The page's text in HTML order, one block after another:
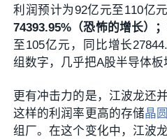
利润预计为92亿元至110亿
74393.95%（恐怖的增长）；
至105亿元，同比增长
组数字，几乎把A股半导体板
更有冲击力的是，江波龙还
这样的利润率更高的存储晶圆
组厂。在这个变化中，江波